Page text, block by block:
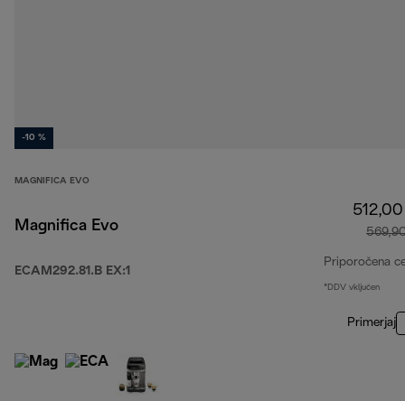
-10 %
MAGNIFICA EVO
Magnifica Evo
ECAM292.81.B EX:1
Priporočena
*DDV vključen
Primerjaj